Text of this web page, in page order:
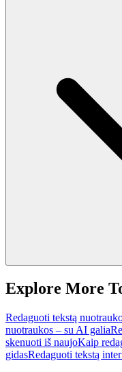
Explore More
Redaguoti tekstą
nuotraukos – su AI galia
skenuoti iš naujoKaip
gidasRedaguoti tekstą